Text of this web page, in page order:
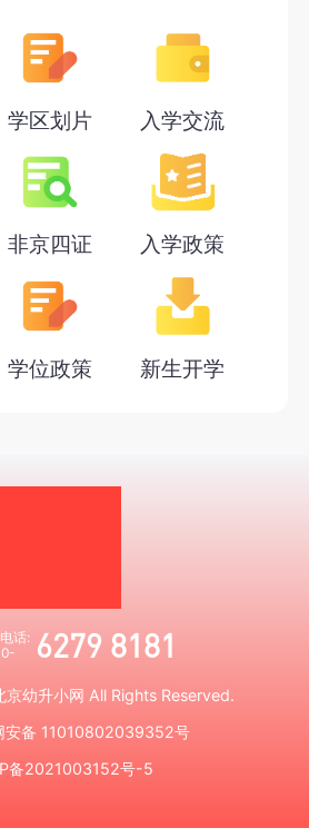
位政策
入学政策
知书
学区划片 入学交流
非京四证 入学政策
学位政策 新生开学
话: 6279 8181
京幼升小网 All Rights Reserved.
安备 11010802039352号
备2021003152号-5